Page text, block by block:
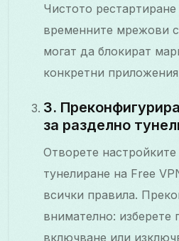
Чистото рестартиране
временните мрежови
могат да блокират
конкретни
3.
за разделно
Отворете настройките
тунелиране на Free
всички правила.
внимателно: изберете
включване или